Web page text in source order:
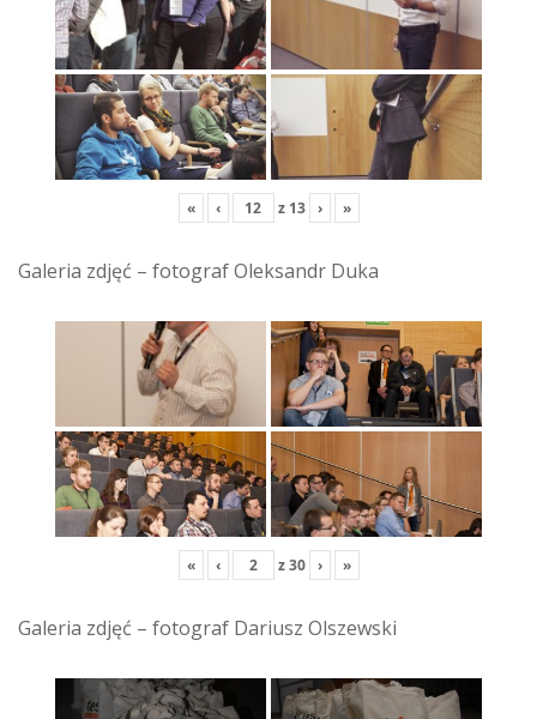
« ‹ z 13 › »
Galeria zdjęć – fotograf Oleksandr Duka
« ‹ z30 › »
Galeria zdjęć – fotograf Dariusz Olszewski